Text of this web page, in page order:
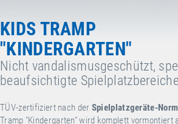
KIDS TRAMP
"KINDERGARTEN"
Nicht vandalismusgeschützt,
beaufsichtigte
TÜV-zertifiziert nach der Spielplatzgeräte-Norm
Tramp "Kindergarten" wird komplett vormontiert